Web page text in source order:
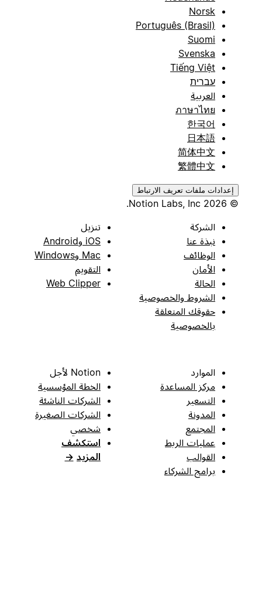
Norsk
Português (Brasil)
Suomi
Svenska
Tiếng Việt
עברית
العربية
ภาษาไทย
한국어
日本語
简体中文
繁體中文
إعدادات ملفات تعريف الارتباط
الشركة
نبذة عنا
الوظائف
الأمان
الحالة
الشروط والخصوصية
حقوقك المتعلقة
بالخصوصية
تنزيل
iOS وAndroid
Mac وWindows
التقويم
Web Clipper
الموارد
مركز المساعدة
التسعير
المدونة
المجتمع
عمليات الربط
القوالب
برامج الشركاء
Notion لأجل
الخطة المؤسسية
الشركات الناشئة
الشركات الصغيرة
شخصي
استكشف
المزيد →